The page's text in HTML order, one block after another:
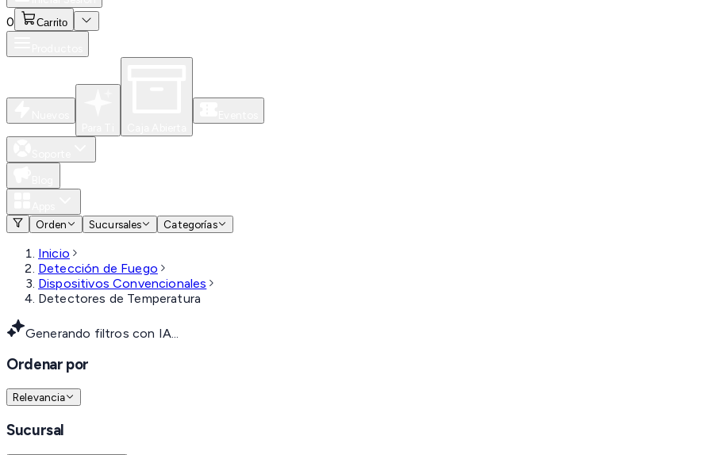
0 Carrito
Orden
Sucursales Categorías
Inicio
Detección de Fuego
Dispositivos Convencionales
Detectores de Temperatura
Generando filtros con IA...
Ordenar por
Relevancia
Sucursal